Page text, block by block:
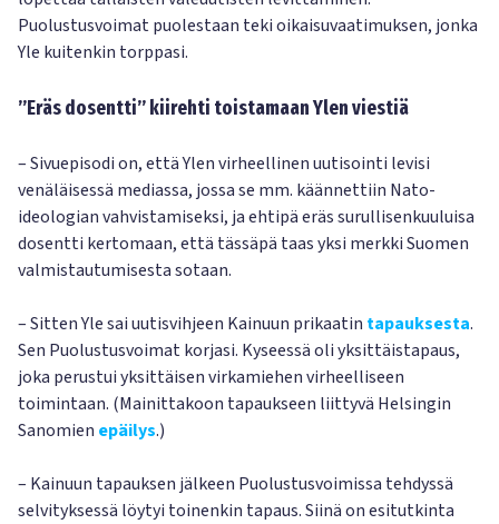
Puolustusvoimat puolestaan teki oikaisuvaatimuksen, jonka
Yle kuitenkin torppasi.
”Eräs dosentti” kiirehti toistamaan Ylen viestiä
– Sivuepisodi on, että Ylen virheellinen uutisointi levisi
venäläisessä mediassa, jossa se mm. käännettiin Nato-
ideologian vahvistamiseksi, ja ehtipä eräs surullisenkuuluisa
dosentti kertomaan, että tässäpä taas yksi merkki Suomen
valmistautumisesta sotaan.
– Sitten Yle sai uutisvihjeen Kainuun prikaatin tapauksesta.
Sen Puolustusvoimat korjasi. Kyseessä oli yksittäistapaus,
joka perustui yksittäisen virkamiehen virheelliseen
toimintaan. (Mainittakoon tapaukseen liittyvä Helsingin
Sanomien epäilys.)
– Kainuun tapauksen jälkeen Puolustusvoimissa tehdyssä
selvityksessä löytyi toinenkin tapaus. Siinä on esitutkinta